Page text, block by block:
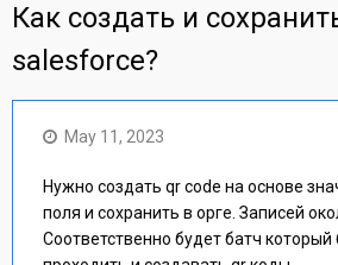
Как создать и
salesforce?
May 11, 2023
Нужно создать qr code на основе
поля и сохранить в орге. Записей
Соответственно будет батч который